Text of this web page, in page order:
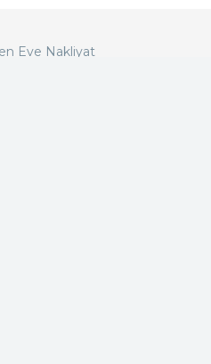
Eve Nakliyat